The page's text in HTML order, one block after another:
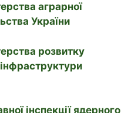
аграрної
України
розвитку
інспекції ядерного